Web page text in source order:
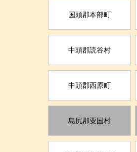
国頭郡本部町
中頭郡読谷村
中頭郡西原町
島尻郡粟国村